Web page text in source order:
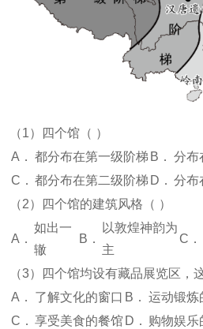
（1）四个馆（ ）
A． 都分布在第一级阶梯 B． 分布
C． 都分布在第二级阶梯 D． 分布
（2）四个馆的建筑风格（ ）
A．
如出一
辙
B．
以敦煌神韵为
主
C．
（3）四个馆均设有藏品展览区，
A．
了解文化的窗口 B． 运动锻炼
C． 享受美食的餐馆 D． 购物娱乐